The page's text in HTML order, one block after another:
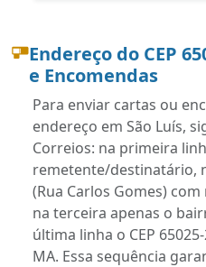
Endereço do CEP
e Encomendas
Para enviar cartas ou
endereço em São Luís,
Correios: na primeira
remetente/destinatário,
(Rua Carlos Gomes)
na terceira apenas o
última linha o CEP
MA. Essa sequência